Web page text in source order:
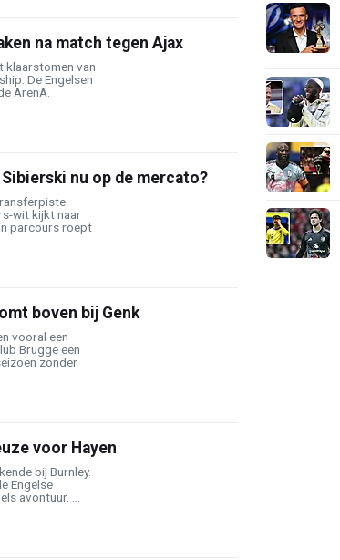
na match tegen Ajax
klaarstomen van
De Engelsen
ArenA.
nu op de mercato?
wit kijkt naar
parcours roept
boven bij Genk
vooral een
Brugge een
zonder
voor Hayen
bij Burnley.
Engelse
avontuur. ...